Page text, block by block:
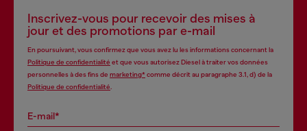
Inscrivez-vous pour recevoir des mises à
jour et des promotions par e-mail
En poursuivant, vous confirmez que vous avez lu les informations concernant la
Politique de confidentialité et que vous autorisez Diesel à traiter vos données
personnelles à des fins de marketing*comme décrit au paragraphe 3.1, d) de la
Politique de confidentialité
E-mail*